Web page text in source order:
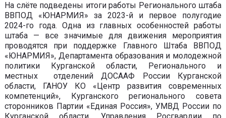
На слёте подведены итоги работы Регионального штаба
ВВПОД «ЮНАРМИЯ» за 2023-й и первое полугодие
2024-го года. Одна из главных особенностей работы
штаба — все значимые для движения мероприятия
проводятся при поддержке Главного Штаба ВВПОД
«ЮНАРМИЯ», Департамента образования и молодежной
политики Курганской области, Регионального и
местных отделений ДОСААФ России Курганской
области, ГАНОУ КО «Центр развития современных
компетенций», Курганского регионального совета
сторонников Партии «Единая Россия», УМВД России по